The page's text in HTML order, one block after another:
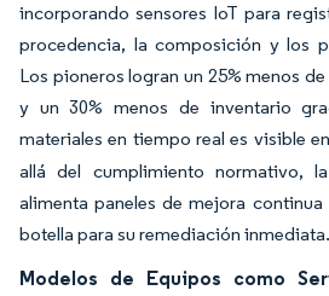
incorporando sensores IoT para
procedencia, la composición y los
Los pioneros logran un 25% menos
y un 30% menos de inventario
materiales en tiempo real es visible
allá del cumplimiento normativo,
alimenta paneles de mejora
botella para su remediación inmediata.
Modelos de Equipos como